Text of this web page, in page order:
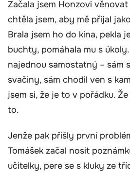
Začala jsem Honzovi
chtěla jsem, aby mě přijal
Brala jsem ho do kina, pekla
buchty, pomáhala mu s
najednou samostatný – sám
svačiny, sám chodil ven s
jsem si, že je to v pořádku.
to.
Jenže pak přišly první
Tomášek začal nosit
učitelky, pere se s kluky ze